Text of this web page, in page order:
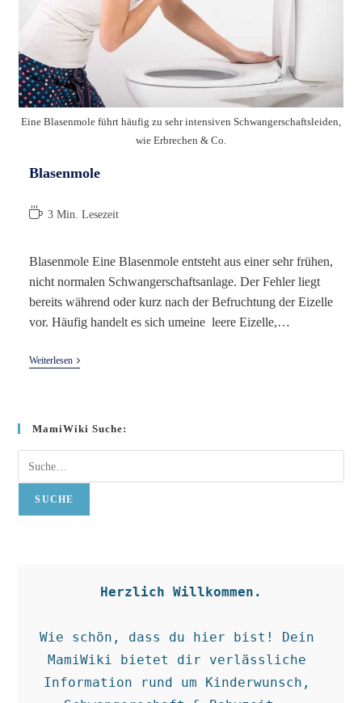
Eine Blasenmole führt häufig zu sehr intensiven Schwangerschaftsleiden,
wie Erbrechen & Co.
Blasenmole
Lesedauer:
3 Min. Lesezeit
Blasenmole Eine Blasenmole entsteht aus einer sehr frühen,
nicht normalen Schwangerschaftsanlage. Der Fehler liegt
bereits während oder kurz nach der Befruchtung der Eizelle
vor. Häufig handelt es sich umeine leere Eizelle,…
WeiterlesenBlasenmole
MamiWiki Suche:
Suche
SUCHE
Herzlich Willkommen.
Wie schön, dass du hier bist! Dein
MamiWiki bietet dir verlässliche
Information rund um Kinderwunsch,